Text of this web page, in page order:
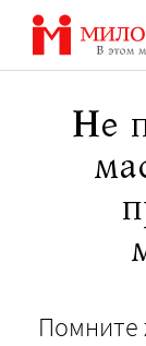
Перейти
содержанию
Не
Помните